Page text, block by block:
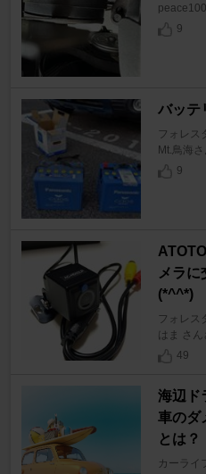
9
バッテ
フォレス
Mt.鳥海さ
9
メラに
(*^^*)
フォレス
はま さん
49
海辺
車のダ
とは？
カーライ